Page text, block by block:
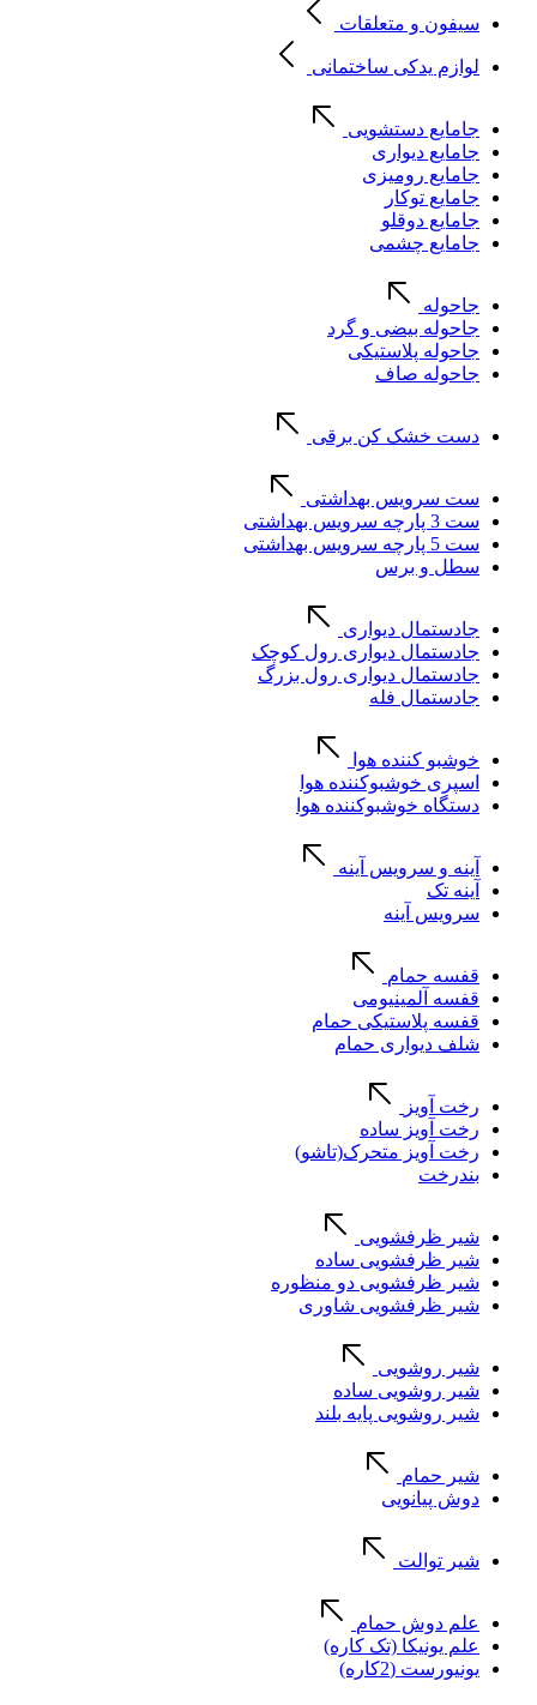
سیفون و متعلقات
لوازم یدکی ساختمانی
جامایع دستشویی
جامایع دیواری
جامایع رومیزی
جامایع توکار
جامایع دوقلو
جامایع چشمی
جاحوله
جاحوله بیضی و گرد
جاحوله پلاستیکی
جاحوله صاف
دست خشک کن برقی
ست سرویس بهداشتی
ست 3 پارچه سرویس بهداشتی
ست 5 پارچه سرویس بهداشتی
سطل و برس
جادستمال دیواری
جادستمال دیواری رول کوچک
جادستمال دیواری رول بزرگ
جادستمال فله
خوشبو کننده هوا
اسپری خوشبوکننده هوا
دستگاه خوشبوکننده هوا
آینه و سرویس آینه
آینه تک
سرویس آینه
قفسه حمام
قفسه آلمینیومی
قفسه پلاستیکی حمام
شلف دیواری حمام
رخت آویز
رخت آویز ساده
رخت آویز متحرک(تاشو)
بندرخت
شیر ظرفشویی
شیر ظرفشویی ساده
شیر ظرفشویی دو منظوره
شیر ظرفشویی شاوری
شیر روشویی
شیر روشویی ساده
شیر روشویی پایه بلند
شیر حمام
دوش پیانویی
شیر توالت
علم دوش حمام
علم یونیکا (تک کاره)
یونیورست (2کاره)